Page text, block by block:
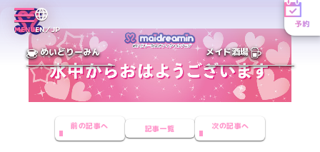
MENUEN／JP
予約
めいどりーみん メイド酒場
前の記事へ 記事一覧 次の記事へ